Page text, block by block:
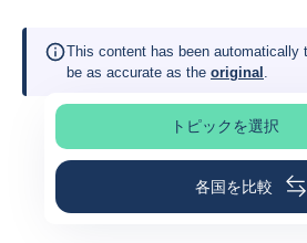
This content has been automatically
be as accurate as the original .
トピックを選択
ページの選択
各国を比較